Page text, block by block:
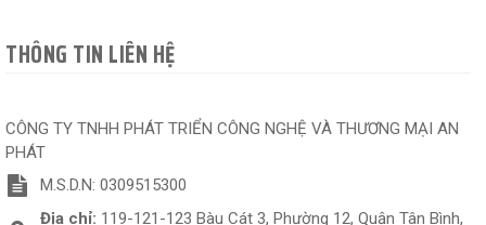
THÔNG TIN LIÊN HỆ
CÔNG TY TNHH PHÁT TRIỂN CÔNG NGHỆ VÀ THƯƠNG MẠI AN
PHÁT
M.S.D.N: 0309515300
Địa chỉ: 119-121-123 Bàu Cát 3, Phường 12, Quận Tân Bình,